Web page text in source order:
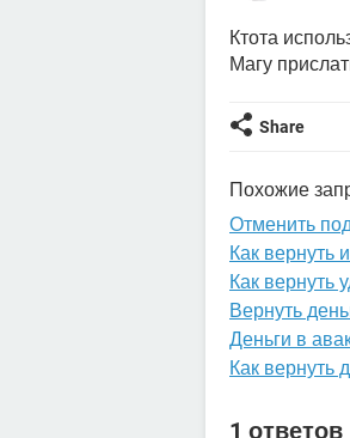
Ктота
Магу
Share
Похожие
Отменить
Как вернуть
Как вернуть
Вернуть
Деньги в
Как вернуть
1 ответов